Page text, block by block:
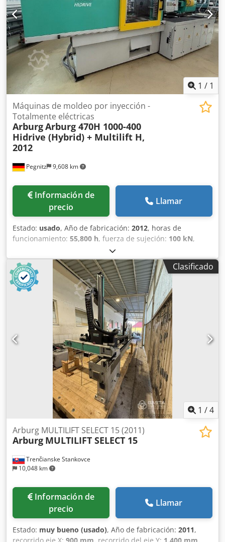
1 / 1
Pegnitz 9,608 km
Máquinas de moldeo por inyección -
Totalmente eléctricas
ArburgArburg 470H 1000-400
Hidrive (Hybrid) + Multilift H,
2012
Información de
precio
Llamar
Estado: usado, Año de fabricación: 2012, horas de
funcionamiento: 55,800 h, fuerza de sujeción: 100 kN,
volumen de desplazamiento:201 cm³
inyección:2,000 bar, peso total:5,400 kg, diámetro del
transportador de tornillo:40 mm, Flete: ex location
Dedeylpyvjpfx Agfock Plazo de entrega: a convenir
Condiciones de pago: 100% antes de la aceptación de la
máquina, estrictamente neto
Clasificado
1 /4
Trenčianske Stankovce
10,048 km
Arburg MULTILIFT SELECT 15 (2011)
Arburg MULTILIFT SELECT 15
Información de
precio
Llamar
Estado: muy bueno (usado), Año de fabricación: 2011,